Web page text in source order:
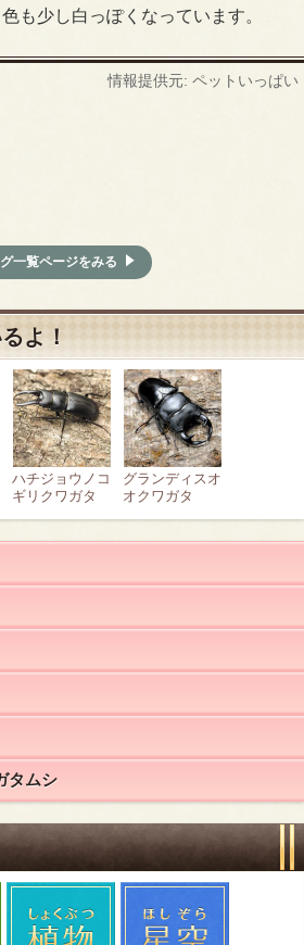
も少し白っぽくなっています。
情報提供元: ペットいっぱい
一覧ページをみる
よ！
ハチジョウノコ
ギリクワガタ
グランディスオ
オクワガタ
タムシ